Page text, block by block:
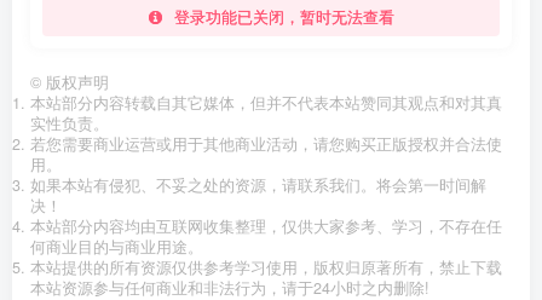
登录功能已关闭，暂时无法查看
© 版权声明
本站部分内容转载自其它媒体，但并不代表本站赞同其观点和对其真
实性负责。
若您需要商业运营或用于其他商业活动，请您购买正版授权并合法使
用。
如果本站有侵犯、不妥之处的资源，请联系我们。将会第一时间解
决！
本站部分内容均由互联网收集整理，仅供大家参考、学习，不存在任
何商业目的与商业用途。
本站提供的所有资源仅供参考学习使用，版权归原著所有，禁止下载
本站资源参与任何商业和非法行为，请于24小时之内删除!